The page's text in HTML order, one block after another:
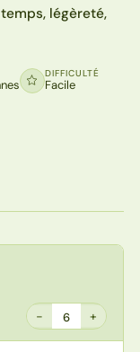
légèreté,
DIFFICULTÉ
Facile
− 6 +